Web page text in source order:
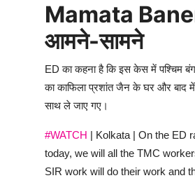
Mamata
आमने-सामने
ED का कहना है कि इस केस में पश्चिम
का काफिला प्रशांत जैन के घर और
साथ ले जाए गए।
#WATCH | Kolkata | On the ED
today, we will all the TMC
SIR work will do their work and